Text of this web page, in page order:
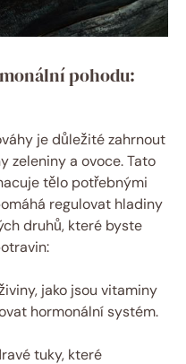
pohodu:
je důležité zahrnout
zeleniny a ovoce. Tato
tělo potřebnými
regulovat hladiny
druhů, které byste
jako jsou vitaminy
hormonální systém.
tuky, které